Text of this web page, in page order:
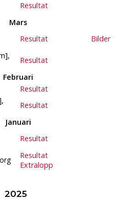
Resultat
Mars
Resultat
Bilder
Resultat
Februari
Resultat
Resultat
Januari
Resultat
Resultat
Extralopp
2025